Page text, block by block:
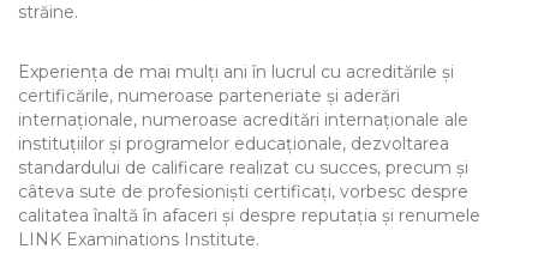
străine.
Experiența de mai mulți ani în lucrul cu acreditările și
certificările, numeroase parteneriate și aderări
internaționale, numeroase acreditări internaționale ale
instituțiilor și programelor educaționale, dezvoltarea
standardului de calificare realizat cu succes, precum și
câteva sute de profesioniști certificați, vorbesc despre
calitatea înaltă în afaceri și despre reputația și renumele
LINK Examinations Institute.